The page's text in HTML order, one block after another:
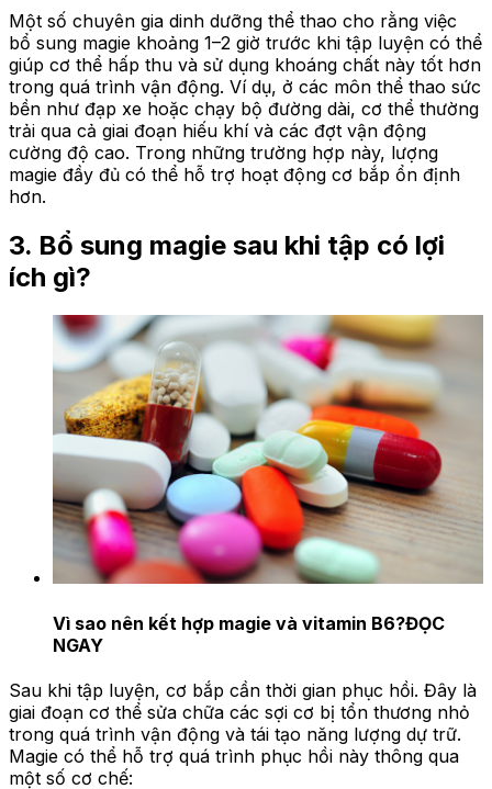
Một số chuyên gia dinh dưỡng thể thao cho rằng việc
bổ sung magie khoảng 1–2 giờ trước khi tập luyện có thể
giúp cơ thể hấp thu và sử dụng khoáng chất này tốt hơn
trong quá trình vận động. Ví dụ, ở các môn thể thao sức
bền như đạp xe hoặc chạy bộ đường dài, cơ thể thường
trải qua cả giai đoạn hiếu khí và các đợt vận động
cường độ cao. Trong những trường hợp này, lượng
magie đầy đủ có thể hỗ trợ hoạt động cơ bắp ổn định
hơn.
3. Bổ sung magie sau khi tập có lợi
ích gì?
Vì sao nên kết hợp magie và vitamin B6?ĐỌC
NGAY
Sau khi tập luyện, cơ bắp cần thời gian phục hồi. Đây là
giai đoạn cơ thể sửa chữa các sợi cơ bị tổn thương nhỏ
trong quá trình vận động và tái tạo năng lượng dự trữ.
Magie có thể hỗ trợ quá trình phục hồi này thông qua
một số cơ chế: